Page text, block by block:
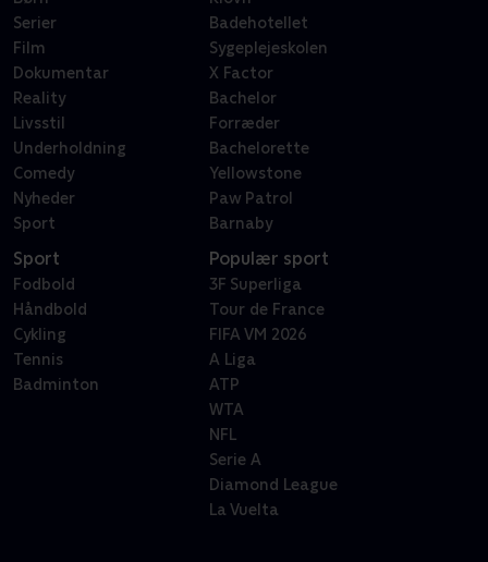
Serier
Film
Dokumentar
Reality
Livsstil
Underholdning
Comedy
Nyheder
Sport
Badehotellet
Sygeplejeskolen
X Factor
Bachelor
Forræder
Bachelorette
Yellowstone
Paw Patrol
Barnaby
Sport
Fodbold
Håndbold
Cykling
Tennis
Badminton
Populær sport
3F Superliga
Tour de France
FIFA VM 2026
A Liga
ATP
WTA
NFL
Serie A
Diamond League
La Vuelta